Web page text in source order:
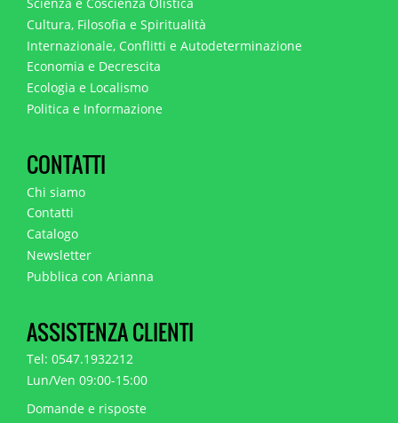
Cultura, Filosofia e Spiritualità
Internazionale, Conflitti e Autodeterminazione
Economia e Decrescita
Ecologia e Localismo
Politica e Informazione
CONTATTI
Chi siamo
Contatti
Catalogo
Newsletter
Pubblica con Arianna
ASSISTENZA CLIENTI
Tel: 0547.1932212
Lun/Ven 09:00-15:00
Domande e risposte